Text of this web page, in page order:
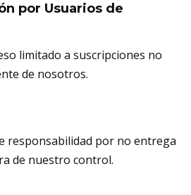
por Usuarios de
limitado a suscripciones no
de nosotros.
responsabilidad por no entrega
de nuestro control.